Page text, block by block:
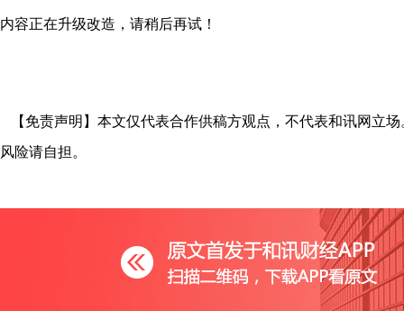
内容正在升级改造，请稍后再试！
【免责声明】本文仅代表合作供稿方观点，不代表和讯网立
风险请自担。